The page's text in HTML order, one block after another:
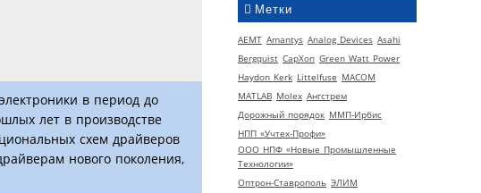
Метки
AEMT Amantys Analog Devices Asahi
Bergquist CapXon Green Watt Power
Haydon Kerk Littelfuse MACOM
MATLAB Molex Ангстрем
Дорожный порядок ММП-Ирбис
НПП «Учтех-Профи»
ООО НПФ «Новые Промышленные
Технологии»
Оптрон-Ставрополь ЭЛИМ
в период до
лет в производстве
схем драйверов
нового поколения,